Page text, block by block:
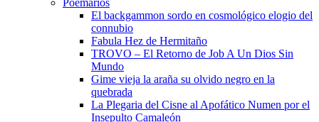
El backgammon sordo en cosmológico elogio del
connubio
Fabula Hez de Hermitaño
TROVO – El Retorno de Job A Un Dios Sin
Mundo
Gime vieja la araña su olvido negro en la
quebrada
La Plegaria del Cisne al Apofático Numen por el
Insepulto Camaleón